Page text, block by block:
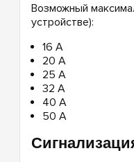
Возможный
устройстве):
16 А
20 А
25 А
32 А
40 А
50 А